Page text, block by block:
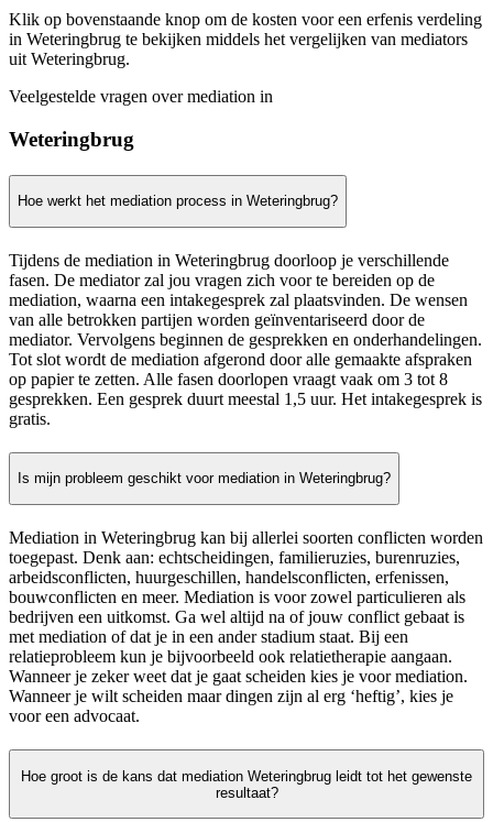
Klik op bovenstaande knop om de kosten voor een erfenis verdeling
in Weteringbrug te bekijken middels het vergelijken van mediators
uit Weteringbrug.
Veelgestelde vragen over mediation in
Weteringbrug
Hoe werkt het mediation process in Weteringbrug?
Tijdens de mediation in Weteringbrug doorloop je verschillende
fasen. De mediator zal jou vragen zich voor te bereiden op de
mediation, waarna een intakegesprek zal plaatsvinden. De wensen
van alle betrokken partijen worden geïnventariseerd door de
mediator. Vervolgens beginnen de gesprekken en onderhandelingen.
Tot slot wordt de mediation afgerond door alle gemaakte afspraken
op papier te zetten. Alle fasen doorlopen vraagt vaak om 3 tot 8
gesprekken. Een gesprek duurt meestal 1,5 uur. Het intakegesprek is
gratis.
Is mijn probleem geschikt voor mediation in Weteringbrug?
Mediation in Weteringbrug kan bij allerlei soorten conflicten worden
toegepast. Denk aan: echtscheidingen, familieruzies, burenruzies,
arbeidsconflicten, huurgeschillen, handelsconflicten, erfenissen,
bouwconflicten en meer. Mediation is voor zowel particulieren als
bedrijven een uitkomst. Ga wel altijd na of jouw conflict gebaat is
met mediation of dat je in een ander stadium staat. Bij een
relatieprobleem kun je bijvoorbeeld ook relatietherapie aangaan.
Wanneer je zeker weet dat je gaat scheiden kies je voor mediation.
Wanneer je wilt scheiden maar dingen zijn al erg ‘heftig’, kies je
voor een advocaat.
Hoe groot is de kans dat mediation Weteringbrug leidt tot het gewenste
resultaat?